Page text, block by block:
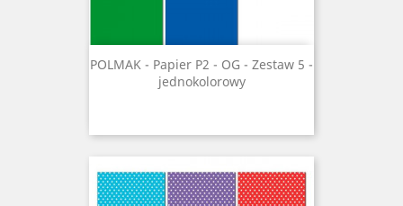
POLMAK - Papier P2 - OG - Zestaw 5 -
jednokolorowy